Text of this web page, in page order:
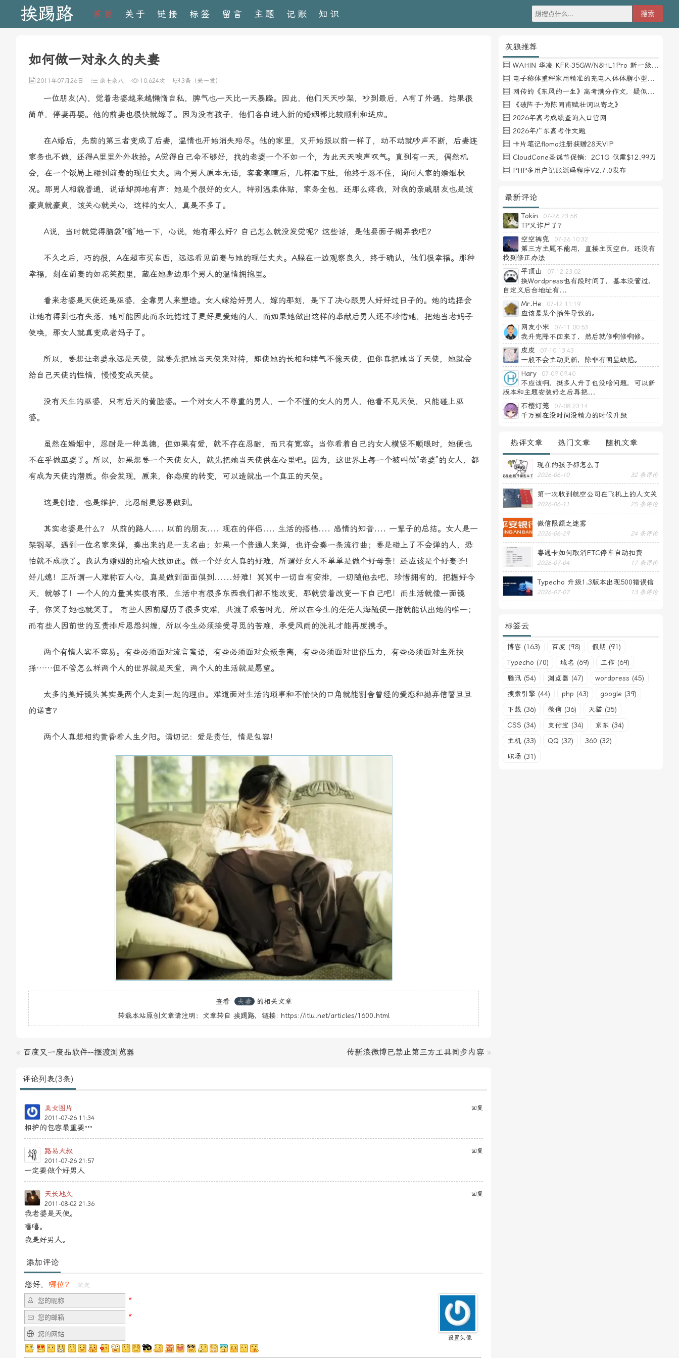
挨踢路 首页 关于 链接 标签 留言 主题 记账 知识
如何做一对永久的夫妻
2011年07月26日 杂七杂八 10,624次 3条（来一发）
一位朋友(A)，觉着老婆越来越懒惰自私，脾气也一天比一天暴躁。因此，他们天天吵架，吵到最后，A有了外遇，结果很
简单，停妻再娶。他的前妻也很快就嫁了。因为没有孩子，他们各自进入新的婚姻都比较顺利和适应。
在A婚后，先前的第三者变成了后妻，温情也开始消失殆尽。他的家里，又开始跟以前一样了，动不动就吵声不断，后妻连
家务也不做，还得A里里外外收拾。A觉得自己命不够好，找的老婆一个不如一个，为此天天唉声叹气。直到有一天，偶然机
会，在一个饭局上碰到前妻的现任丈夫。两个男人原本无话，客套寒暄后，几杯酒下肚，他终于忍不住，询问人家的婚姻状
况。那男人相貌普通，说话却掷地有声：她是个很好的女人，特别温柔体贴，家务全包，还那么疼我，对我的亲戚朋友也是该
豪爽就豪爽，该关心就关心，这样的女人，真是不多了。
A说，当时就觉得脑袋“嗡”地一下，心说，她有那么好？自己怎么就没发觉呢？这些话，是他要面子糊弄我吧？
不久之后，巧的很，A在超市买东西，远远看见前妻与她的现任丈夫。A躲在一边观察良久，终于确认，他们很幸福。那种
幸福，刻在前妻的如花笑颜里，藏在她身边那个男人的温情拥抱里。
看来老婆是天使还是巫婆，全靠男人来塑造。女人嫁给好男人，嫁的那刻，是下了决心跟男人好好过日子的。她的选择会
让她有得到也有失落，她可能因此而永远错过了更好更爱她的人，而如果她做出这样的奉献后男人还不珍惜她，把她当老妈子
使唤，那女人就真变成老妈子了。
所以，要想让老婆永远是天使，就要先把她当天使来对待，即使她的长相和脾气不像天使，但你真把她当了天使，她就会
给自己天使的性情，慢慢变成天使。
没有天生的巫婆，只有后天的黄脸婆。一个对女人不尊重的男人，一个不懂的女人的男人，他看不见天使，只能碰上巫
婆。
虽然在婚姻中，忍耐是一种美德，但如果有爱，就不存在忍耐，而只有宽容。当你看着自己的女人横竖不顺眼时，她便也
不在乎做巫婆了。所以，如果想要一个天使女人，就先把她当天使供在心里吧。因为，这世界上每一个被叫做“老婆”的女人，都
有成为天使的潜质。你会发现，原来，你态度的转变，可以造就出一个真正的天使。
这是创造，也是维护，比忍耐更容易做到。
其实老婆是什么？ 从前的路人.... 以前的朋友.... 现在的伴侣.... 生活的搭档.... 感情的知音.... 一辈子的总结。女人是一
架钢琴，遇到一位名家来弹，奏出来的是一支名曲；如果一个普通人来弹，也许会奏一条流行曲；要是碰上了不会弹的人，恐
怕就不成歌了。我认为婚姻的比喻大致如此。做一个好女人真的好难，所谓好女人不单单是做个好母亲！还应该是个好妻子！
好儿媳！正所谓一人难称百人心，真是做到面面俱到......好难！冥冥中一切自有安排，一切随他去吧，珍惜拥有的，把握好今
天，就够了！一个人的力量其实很有限，生活中有很多东西我们都不能改变，那就尝着改变一下自己吧！而生活就像一面镜
子，你笑了她也就笑了。 有些人因前磨历了很多灾难，共渡了艰苦时光，所以在今生的茫茫人海随便一指就能认出她的唯一；
而有些人因前世的互责排斥恩怨纠缠，所以今生必须接受寻觅的苦难，承受风雨的洗礼才能再度携手。
两个有情人实不容易。有些必须面对流言蜚语，有些必须面对众叛亲离，有些必须面对世俗压力，有些必须面对生死抉
择……但不管怎么样两个人的世界就是天堂，两个人的生活就是愿望。
太多的美好镜头其实是两个人走到一起的理由。难道面对生活的琐事和不愉快的口角就能割舍曾经的爱恋和抛弃信誓旦旦
的诺言？
两个人真想相约黄昏看人生夕阳。请切记：爱是责任，情是包容!
查看 夫妻
的相关文章
转载本站原创文章请注明：文章转自 挨踢路，链接: https://itlu.net/articles/1600.html
« 百度又一废品软件--摆渡浏览器 传新浪微博已禁止第三方工具同步内容 »
评论列表(3条)
回复
美女图片
2011-07-26 11:34
相护的包容最重要···
回复
路易大叔
2011-07-26 21:57
一定要做个好男人
回复
天长地久
2011-08-02 21:36
我老婆是天使。
嘻嘻。
我是好男人。
添加评论
您好， 哪位？ 确定
设置头像
灰狼推荐
WAHIN 华凌 KFR-35GW/N8HL1Pro 新一级能效 壁挂式空调 1.5匹
电子称体重秤家用精准的充电人体体脂小型称重支持HUAWEI HiLink
网传的《东风的一生》高考满分作文，疑似自媒体或其他渠道炒作
《破阵子·为陈同甫赋壮词以寄之》
2026年高考成绩查询入口官网
2026年广东高考作文题
卡片笔记flomo注册获赠28天VIP
CloudCone圣诞节促销：2C1G 仅需$12.99刀
PHP多用户记账源码程序V2.7.0发布
最新评论
Tokin 07-26 23:58
TP又诈尸了？
空空裤兜
07-26 10:32
第三方主题不能用，直接主页空白，还没有
找到修正办法
平顶山
07-12 23:02
换Wordpress也有段时间了，基本没管过，
自定义后台地址有...
Mr.He
07-12 11:19
应该是某个插件导致的。
网友小宋
07-11 00:53
我升完降不回来了，然后就修啊修啊修。
皮皮
07-10 13:43
一般不会主动更新，除非有明显缺陷。
Hary
07-09 09:40
不应该啊，挺多人升了也没啥问题，可以新
版本和主题安装好之后再把...
石樱灯笼
07-08 23:14
千万别在没时间没精力的时候升级
热评文章 热门文章 随机文章
现在的孩子都怎么了
2026-06-10 32 条评论
第一次收到航空公司在飞机上的人文关
怀——送生日贺卡
2026-06-11 25 条评论
微信限额之迷雾
2026-06-29 24 条评论
粤通卡如何取消ETC停车自动扣费
2026-07-04 17 条评论
Typecho 升级1.3版本出现500错误信
息
2026-07-07 13 条评论
标签云
博客 (163) 百度 (98)
假期 (91)
Typecho (70)
域名 (69)
工作 (69)
腾讯 (54)
浏览器 (47)
wordpress (45)
搜索引擎 (44)
php (43)
google (39)
下载 (36)
微信 (36)
天猫 (35)
CSS (34)
支付宝 (34)
京东 (34)
主机 (33)
QQ (32)
360 (32)
职场 (31)